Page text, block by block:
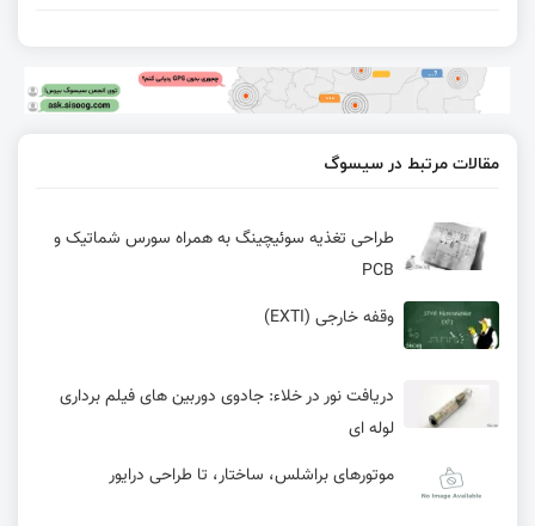
مقالات مرتبط در سیسوگ
طراحی تغذیه سوئیچینگ به همراه سورس شماتیک و
PCB
وقفه خارجی (EXTI)
دریافت نور در خلاء: جادوی دوربین ‌های فیلم ‌برداری
لوله ‌ای
موتورهای براشلس، ساختار، تا طراحی درایور